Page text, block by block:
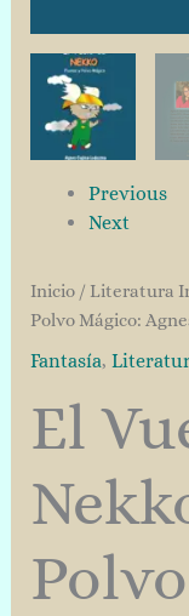
Previous
Next
Inicio/ Literatura
Polvo Mágico:
Fantasía,
El